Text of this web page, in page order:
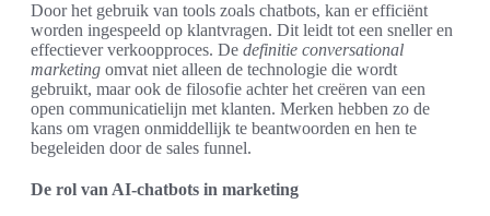
Door het gebruik van tools zoals chatbots, kan er efficiënt
worden ingespeeld op klantvragen. Dit leidt tot een sneller en
effectiever verkoopproces. De definitie conversational
marketing omvat niet alleen de technologie die wordt
gebruikt, maar ook de filosofie achter het creëren van een
open communicatielijn met klanten. Merken hebben zo de
kans om vragen onmiddellijk te beantwoorden en hen te
begeleiden door de sales funnel.
De rol van AI-chatbots in marketing